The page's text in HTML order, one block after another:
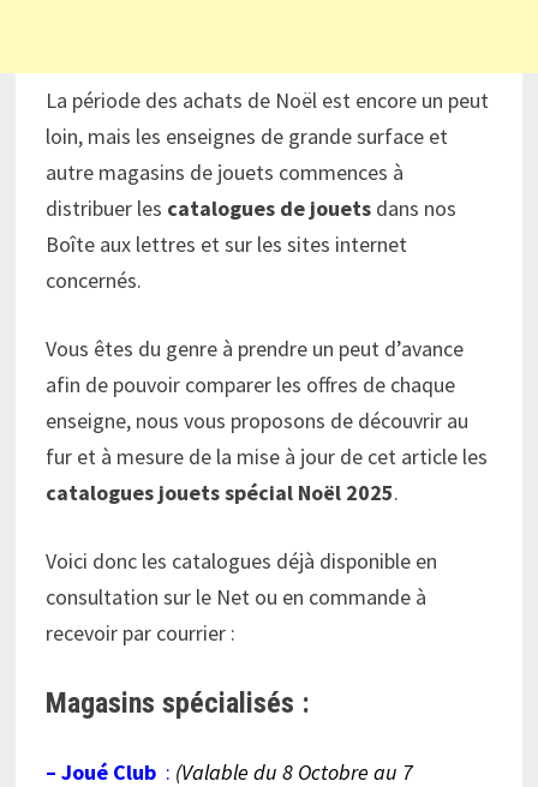
La période des achats de Noël est encore un peut
loin, mais les enseignes de grande surface et
autre magasins de jouets commences à
distribuer les catalogues de jouetsdans nos
Boîte aux lettres et sur les sites internet
concernés.
Vous êtes du genre à prendre un peut d’avance
afin de pouvoir comparer les offres de chaque
enseigne, nous vous proposons de découvrir au
fur et à mesure de la mise à jour de cet article les
catalogues jouets spécial Noël 2025.
Voici donc les catalogues déjà disponible en
consultation sur le Net ou en commande à
recevoir par courrier :
Magasins spécialisés :
– Joué Club: (Valable du 8 Octobre au 7